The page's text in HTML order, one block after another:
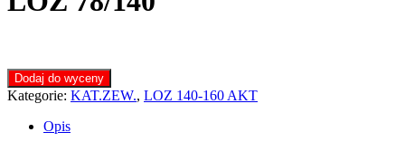
Dodaj do wyceny
Kategorie: KAT.ZEW., LOZ 140-160 AKT
Opis